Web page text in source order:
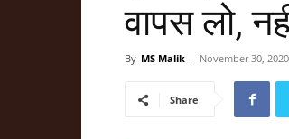
वापस लो,
By MS Malik - November 30, 2020
Share